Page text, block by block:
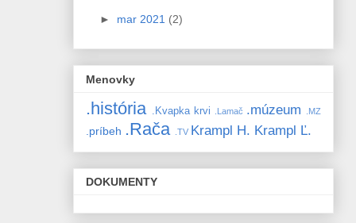
► mar 2021 (2)
Menovky
.história .Kvapka krvi .Lamač .múzeum .MZ
.príbeh .Rača .TV Krampl H. Krampl Ľ.
DOKUMENTY